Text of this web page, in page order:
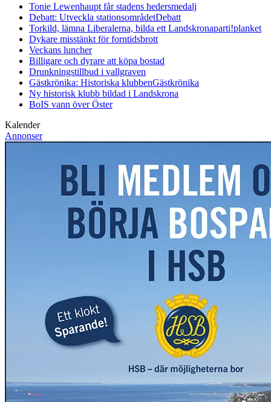
Tonie Lewenhaupt får stadens hedersmedalj
Debatt: Utveckla stationsområdetDebatt
Torkild, lämna Liberalerna, bilda ett Landskronaparti!planket
Dykare misstänkt för forntidsbrott
Veckans luncher
Billigare och dyrare att köpa bostad
Drunkningstillbud i vallgraven
Gästkrönika: Historiska klubbenGästkrönika
Ny historisk klubb bildad i Landskrona
BoIS vann över Öster
Kalender
Annonser